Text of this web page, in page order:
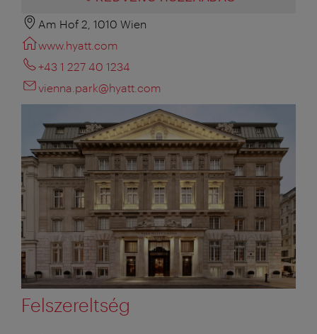
Am Hof 2, 1010 Wien
www.hyatt.com
+43 1 227 40 1234
vienna.park@hyatt.com
Felszereltség